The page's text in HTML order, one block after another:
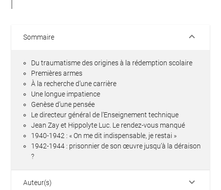
Sommaire keyboard_arrow_down
Du traumatisme des origines à la rédemption scolaire
Premières armes
À la recherche d’une carrière
Une longue impatience
Genèse d’une pensée
Le directeur général de l’Enseignement technique
Jean Zay et Hippolyte Luc. Le rendez-vous manqué
1940-1942 : « On me dit indispensable, je restai »
1942-1944 : prisonnier de son œuvre jusqu’à la déraison
?
Auteur(s) keyboard_arrow_down